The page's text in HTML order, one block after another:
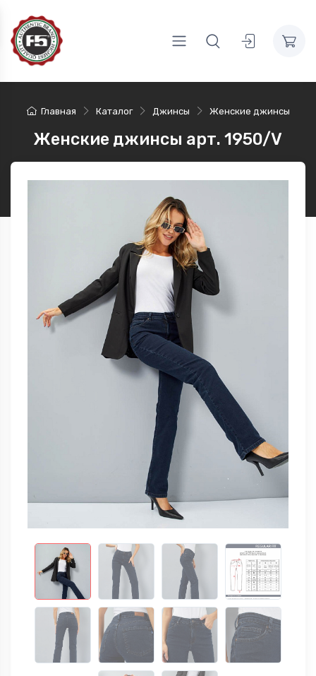
Главная Каталог Джинсы Женские джинсы
Женские джинсы арт. 1950/V